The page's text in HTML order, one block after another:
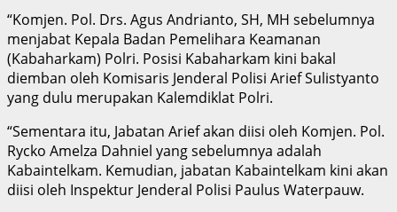
“Komjen. Pol. Drs. Agus Andrianto, SH, MH sebelumnya
menjabat Kepala Badan Pemelihara Keamanan
(Kabaharkam) Polri. Posisi Kabaharkam kini bakal
diemban oleh Komisaris Jenderal Polisi Arief Sulistyanto
yang dulu merupakan Kalemdiklat Polri.
“Sementara itu, Jabatan Arief akan diisi oleh Komjen. Pol.
Rycko Amelza Dahniel yang sebelumnya adalah
Kabaintelkam. Kemudian, jabatan Kabaintelkam kini akan
diisi oleh Inspektur Jenderal Polisi Paulus Waterpauw.